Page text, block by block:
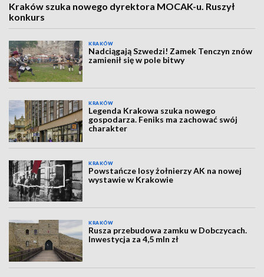
Kraków szuka nowego dyrektora MOCAK-u. Ruszył
konkurs
KRAKÓW
Nadciągają Szwedzi! Zamek Tenczyn znów
zamienił się w pole bitwy
KRAKÓW
Legenda Krakowa szuka nowego
gospodarza. Feniks ma zachować swój
charakter
KRAKÓW
Powstańcze losy żołnierzy AK na nowej
wystawie w Krakowie
KRAKÓW
Rusza przebudowa zamku w Dobczycach.
Inwestycja za 4,5 mln zł